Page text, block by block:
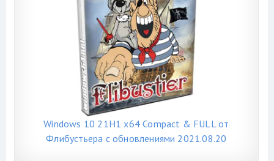
Windows 10 21H1 x64 Compact & FULL от
Флибустьера с обновлениями 2021.08.20